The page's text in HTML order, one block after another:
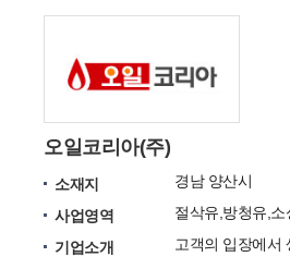
오일코리아(주)
소재지
경남 양산시
사업영역
기업소개